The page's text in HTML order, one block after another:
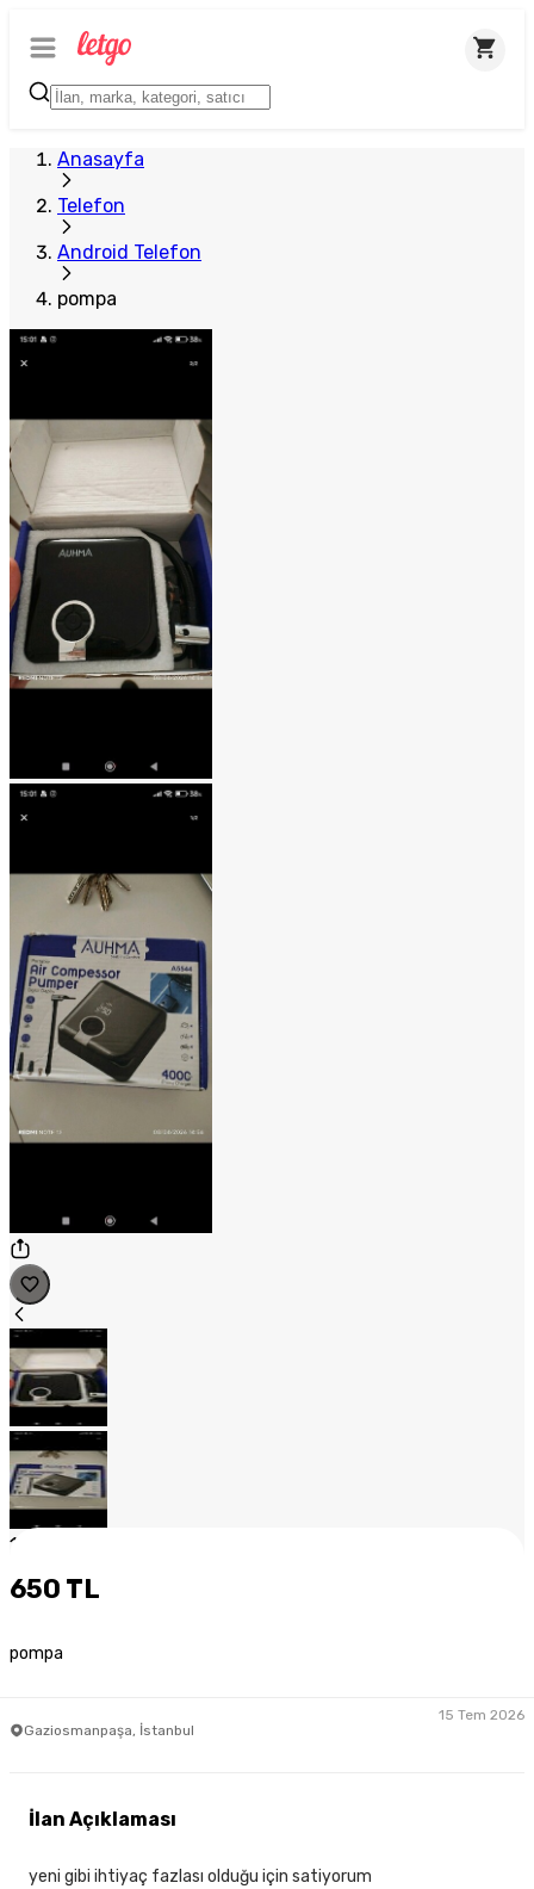
Anasayfa
Telefon
Android Telefon
pompa
1
650 TL
pompa
Gaziosmanpaşa, İstanbul
15 Tem 2026
İlan Açıklaması
yeni gibi ihtiyaç fazlası olduğu için satiyorum